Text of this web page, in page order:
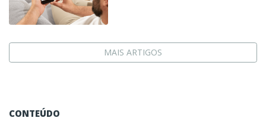
MAIS ARTIGOS
CONTEÚDO